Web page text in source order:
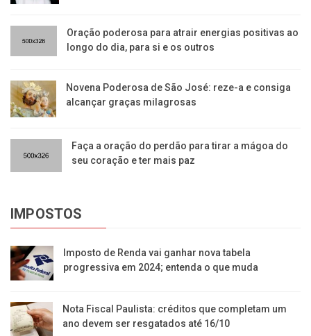
Oração poderosa para atrair energias positivas ao
longo do dia, para si e os outros
Novena Poderosa de São José: reze-a e consiga
alcançar graças milagrosas
Faça a oração do perdão para tirar a mágoa do
seu coração e ter mais paz
IMPOSTOS
Imposto de Renda vai ganhar nova tabela
progressiva em 2024; entenda o que muda
Nota Fiscal Paulista: créditos que completam um
ano devem ser resgatados até 16/10